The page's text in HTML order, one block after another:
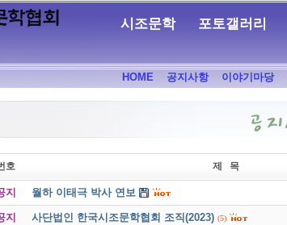
시조문학 포토갤러리
HOME 공지사항 이야기마당
호 제 목
지 월하 이태극 박사 연보
지 사단법인 한국시조문학협회 조직(2023) (5)